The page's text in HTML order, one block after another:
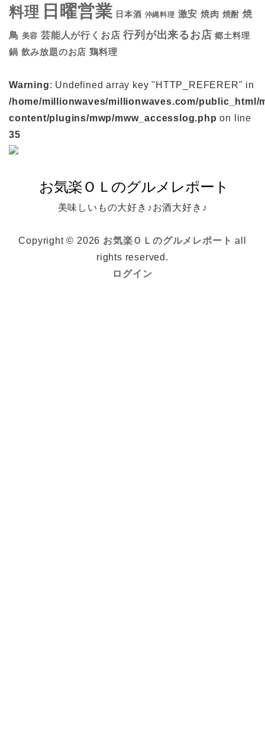
料理 日曜営業 日本酒 沖縄料理 激安 焼肉 焼酎 焼
鳥 美容 芸能人が行くお店 行列が出来るお店 郷土料理
鍋 飲み放題のお店 鶏料理
Warning: Undefined array key "HTTP_REFERER" in
/home/millionwaves/millionwaves.com/public_html/
content/plugins/mwp/mww_accesslog.php on line
35
美味しいもの大好き♪お酒大好き♪
Copyright © 2026 お気楽ＯＬのグルメレポート all
rights reserved.
ログイン